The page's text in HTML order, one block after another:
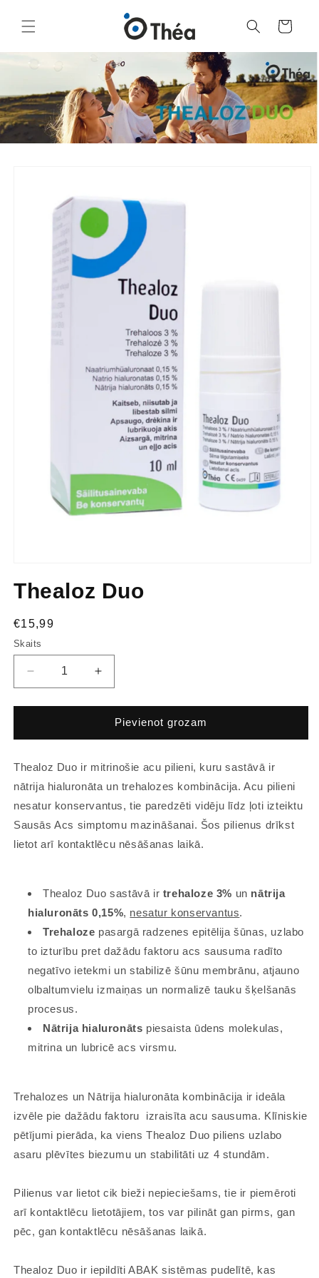
Grozs
Thealoz Duo
€15,99
Skaits
Pievienot grozam
Thealoz Duo ir mitrinošie acu pilieni, kuru sastāvā ir
nātrija hialuronāta un trehalozes kombinācija. Acu pilieni
nesatur konservantus, tie paredzēti vidēju līdz ļoti izteiktu
Sausās Acs simptomu mazināšanai. Šos pilienus drīkst
lietot arī kontaktlēcu nēsāšanas laikā.
Thealoz Duo sastāvā ir trehaloze 3% un nātrija
hialuronāts 0,15%, nesatur konservantus.
Trehaloze pasargā radzenes epitēlija šūnas, uzlabo
to izturību pret dažādu faktoru acs sausuma radīto
negatīvo ietekmi un stabilizē šūnu membrānu, atjauno
olbaltumvielu izmaiņas un normalizē tauku šķelšanās
procesus.
Nātrija hialuronāts piesaista ūdens molekulas,
mitrina un lubricē acs virsmu.
Trehalozes un Nātrija hialuronāta kombinācija ir ideāla
izvēle pie dažādu faktoru izraisīta acu sausuma. Klīniskie
pētījumi pierāda, ka viens Thealoz Duo piliens uzlabo
asaru plēvītes biezumu un stabilitāti uz 4 stundām.
Pilienus var lietot cik bieži nepieciešams, tie ir piemēroti
arī kontaktlēcu lietotājiem, tos var pilināt gan pirms, gan
pēc, gan kontaktlēcu nēsāšanas laikā.
Thealoz Duo ir iepildīti ABAK sistēmas pudelītē, kas